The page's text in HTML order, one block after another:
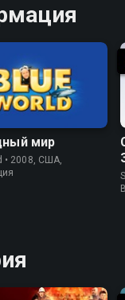
мир
• 2008, США,